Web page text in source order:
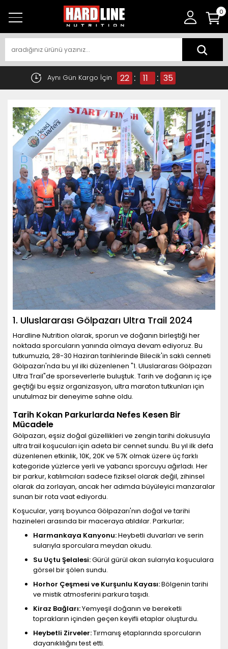
0
Aynı Gün Kargo İçin 22 : 11 : 34
1. Uluslararası Gölpazarı Ultra Trail 2024
Hardline Nutrition olarak, sporun ve doğanın birleştiği her
noktada sporcuların yanında olmaya devam ediyoruz. Bu
tutkumuzla, 28-30 Haziran tarihlerinde Bilecik'in saklı cenneti
Gölpazarı'nda bu yıl ilki düzenlenen "1. Uluslararası Gölpazarı
Ultra Trail"de sporseverlerle buluştuk. Tarih ve doğanın iç içe
geçtiği bu eşsiz organizasyon, ultra maraton tutkunları için
unutulmaz bir deneyime sahne oldu.
Tarih Kokan Parkurlarda Nefes Kesen Bir
Mücadele
Gölpazarı, eşsiz doğal güzellikleri ve zengin tarihi dokusuyla
ultra trail koşucuları için adeta bir cennet sundu. Bu yıl ilk defa
düzenlenen etkinlik, 10K, 20K ve 57K olmak üzere üç farklı
kategoride yüzlerce yerli ve yabancı sporcuyu ağırladı. Her
bir parkur, katılımcıları sadece fiziksel olarak değil, zihinsel
olarak da zorlayan, ancak her adımda büyüleyici manzaralar
sunan bir rota vaat ediyordu.
Koşucular, yarış boyunca Gölpazarı'nın doğal ve tarihi
hazineleri arasında bir maceraya atıldılar. Parkurlar;
Harmankaya Kanyonu:Heybetli duvarları ve serin
sularıyla sporculara meydan okudu.
Su Uçtu Şelalesi:Gürül gürül akan sularıyla koşuculara
görsel bir şölen sundu.
Horhor Çeşmesi ve Kurşunlu Kayası:Bölgenin tarihi
ve mistik atmosferini parkura taşıdı.
Kiraz Bağları:Yemyeşil doğanın ve bereketli
toprakların içinden geçen keyifli etaplar oluşturdu.
Heybetli Zirveler:Tırmanış etaplarında sporcuların
dayanıklılığını test etti.